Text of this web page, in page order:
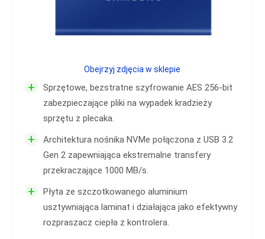
+
Sprzętowe, bezstratne szyfrowanie AES 256-bit
zabezpieczające pliki na wypadek kradzieży
sprzętu z plecaka.
+
Architektura nośnika NVMe połączona z USB 3.2
Gen 2 zapewniająca ekstremalne transfery
przekraczające 1000 MB/s.
+
Płyta ze szczotkowanego aluminium
usztywniająca laminat i działająca jako efektywny
rozpraszacz ciepła z kontrolera.
Obejrzyj zdjęcia w sklepie